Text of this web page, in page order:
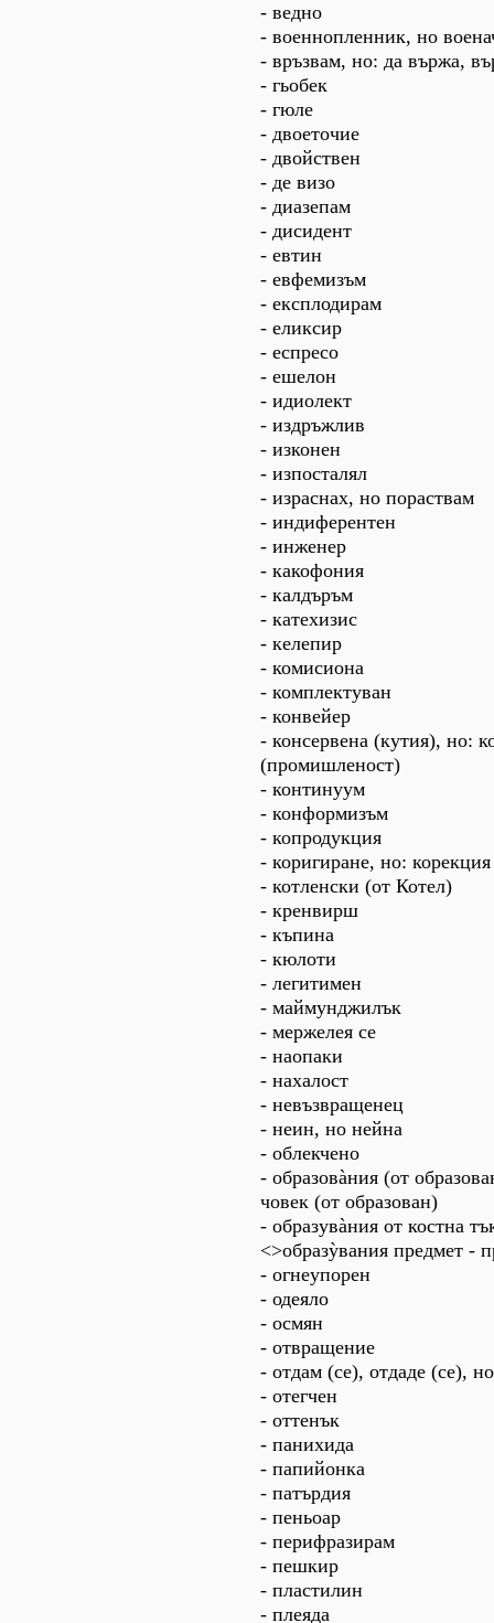
- ведно
- военнопленник, но
- връзвам, но: да вържа,
- гьобек
- гюле
- двоеточие
- двойствен
- де визо
- диазепам
- дисидент
- евтин
- евфемизъм
- експлодирам
- еликсир
- еспресо
- ешелон
- идиолект
- издръжлив
- изконен
- изпосталял
- израснах, но пораствам
- индиферентен
- инженер
- какофония
- калдъръм
- катехизис
- келепир
- комисиона
- комплектуван
- конвейер
- консервена (кутия), но:
(промишленост)
- континуум
- конформизъм
- копродукция
- коригиране, но: корекция
- котленски (от Котел)
- кренвирш
- къпина
- кюлоти
- легитимен
- маймунджилък
- мержелея се
- наопаки
- нахалост
- невъзвращенец
- неин, но нейна
- облекчено
- образовàния (от
човек (от образован)
- образувàния от костна
<>образỳвания предмет -
- огнеупорен
- одеяло
- осмян
- отвращение
- отдам (се), отдаде (се),
- отегчен
- оттенък
- панихида
- папийонка
- патърдия
- пеньоар
- перифразирам
- пешкир
- пластилин
- плеяда